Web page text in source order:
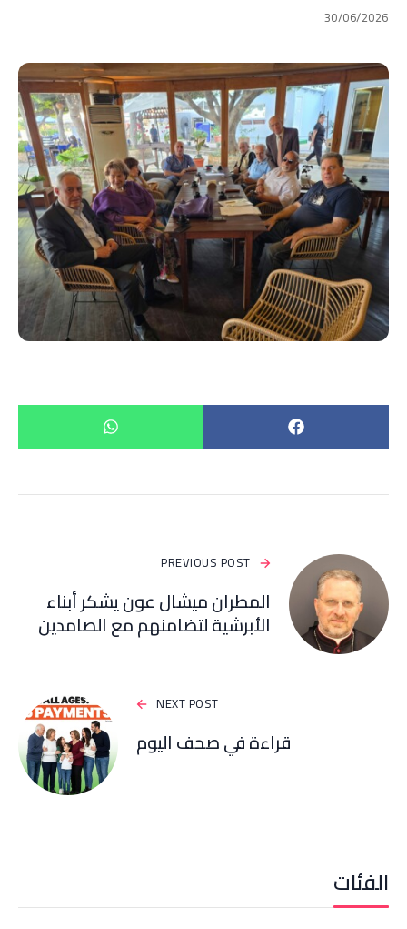
30/06/2026
PREVIOUS POST
المطران ميشال عون يشكر أبناء
الأبرشية لتضامنهم مع الصامدين
NEXT POST
قراءة في صحف اليوم
الفئات